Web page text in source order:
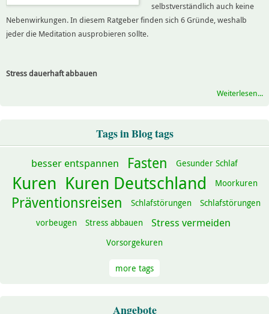
selbstverständlich auch keine
Nebenwirkungen. In diesem Ratgeber finden sich 6 Gründe, weshalb
jeder die Meditation ausprobieren sollte.
Stress dauerhaft abbauen
Weiterlesen...
Tags in Blog tags
besser entspannen Fasten Gesunder Schlaf
Kuren Kuren Deutschland Moorkuren
Präventionsreisen Schlafstörungen
Schlafstörungen
vorbeugen
Stress abbauen Stress vermeiden
Vorsorgekuren
more tags
Angebote